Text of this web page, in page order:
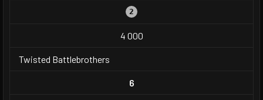
2
4 000
Twisted Battlebrothers
6